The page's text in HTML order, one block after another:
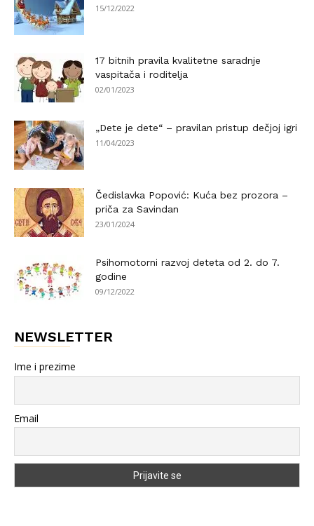
15/12/2022
17 bitnih pravila kvalitetne saradnje
vaspitača i roditelja
02/01/2023
„Dete je dete“ – pravilan pristup dečjoj igri
11/04/2023
Čedislavka Popović: Kuća bez prozora –
priča za Savindan
23/01/2024
Psihomotorni razvoj deteta od 2. do 7.
godine
09/12/2022
NEWSLETTER
Ime i prezime
Email